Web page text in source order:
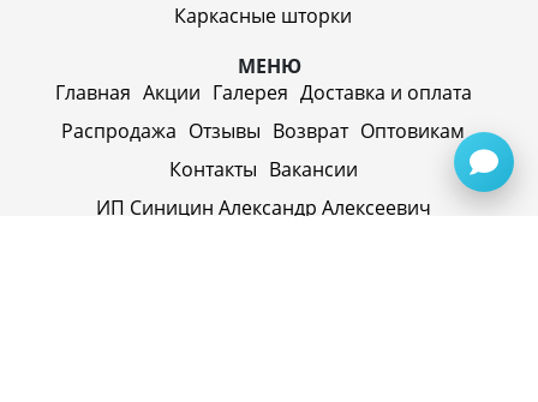
Каркасные шторки
МЕНЮ
Главная Акции Галерея Доставка и оплата
Распродажа Отзывы Возврат Оптовикам
Контакты Вакансии
ИП Синицин Александр Алексеевич